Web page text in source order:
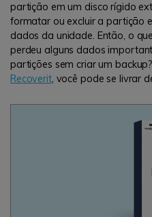
partição em um disco rígido
formatar ou excluir a partição
dados da unidade. Então, o
perdeu alguns dados
partições sem criar um
Recoverit, você pode se livrar